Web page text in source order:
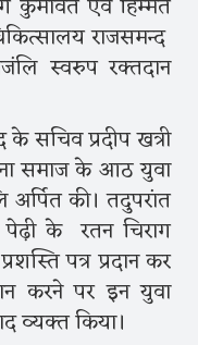
राजसमन्द
स्वरुप रक्तदान
प्रदीप खत्री
समाज के आठ युवा
अर्पित की। तदुपरांत
के रतन चिराग
पत्र प्रदान कर
करने पर इन युवा
व्यक्त किया।